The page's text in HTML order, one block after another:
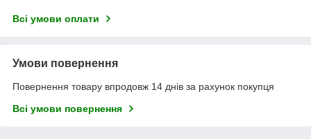
Всі умови оплати
Умови повернення
Повернення товару впродовж 14 днів за рахунок покупця
Всі умови повернення